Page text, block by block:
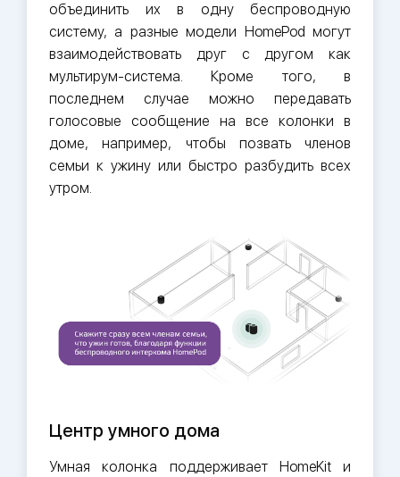
объединить их в одну беспроводную
систему, а разные модели HomePod могут
взаимодействовать друг с другом как
мультирум-система. Кроме того, в
последнем случае можно передавать
голосовые сообщение на все колонки в
доме, например, чтобы позвать членов
семьи к ужину или быстро разбудить всех
утром.
Центр умного дома
Умная колонка поддерживает HomeKit и